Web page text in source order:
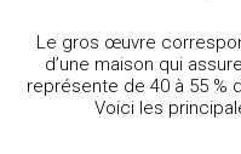
Le gros œuvre
d’une maison qui
représente de 40 à 55 %
Voici les